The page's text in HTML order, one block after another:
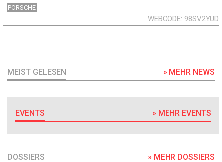
PORSCHE
WEBCODE 98SV2YUD
MEIST GELESEN » MEHR NEWS
EVENTS » MEHR EVENTS
DOSSIERS » MEHR DOSSIERS